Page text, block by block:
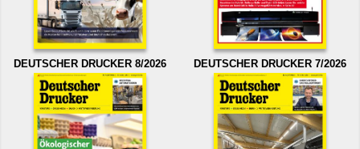
DEUTSCHER DRUCKER 8/2026 DEUTSCHER DRUCKER 7/2026